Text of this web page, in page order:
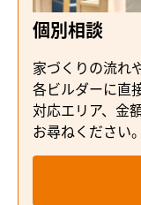
個別相談
家づくりの流れ
各ビルダーに直
対応エリア、金
お尋ねください。